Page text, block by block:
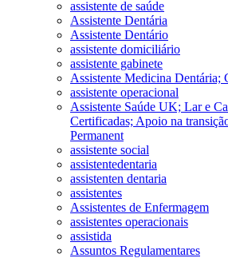
assistente de saúde
Assistente Dentária
Assistente Dentário
assistente domiciliário
assistente gabinete
Assistente Medicina Dentária;
assistente operacional
Assistente Saúde UK; Lar e
Certificadas; Apoio na
Permanent
assistente social
assistentedentaria
assistenten dentaria
assistentes
Assistentes de Enfermagem
assistentes operacionais
assistida
Assuntos Regulamentares